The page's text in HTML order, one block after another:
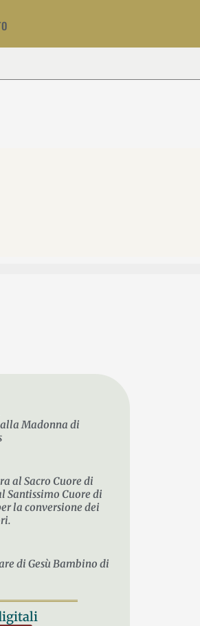
Madonna di
al Sacro Cuore di
Santissimo Cuore di
la conversione dei
di Gesù Bambino di